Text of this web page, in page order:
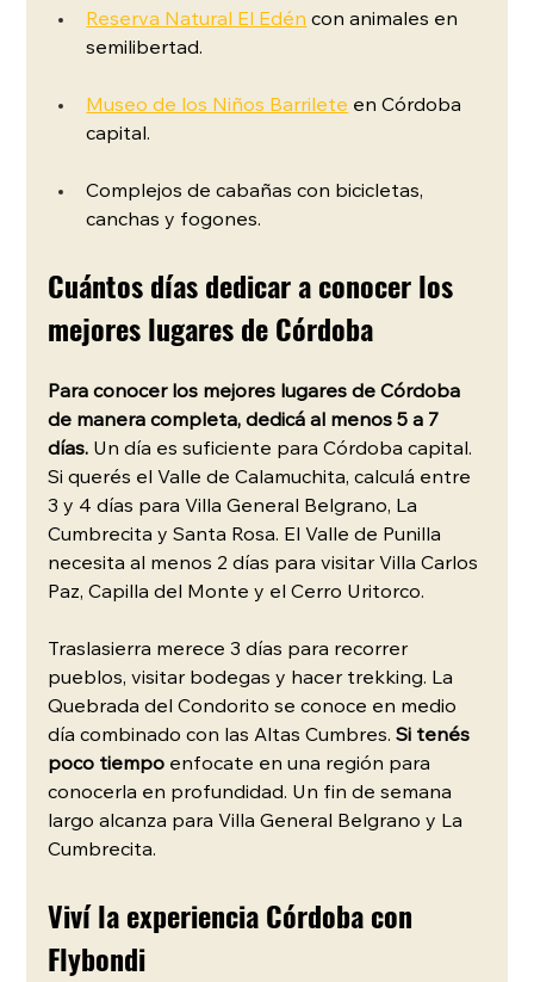
Reserva Natural El Edén con animales en
semilibertad.
Museo de los Niños Barrilete en Córdoba
capital.
Complejos de cabañas con bicicletas,
canchas y fogones.
Cuántos días dedicar a conocer los
mejores lugares de Córdoba
Para conocer los mejores lugares de Córdoba
de manera completa, dedicá al menos 5 a 7
días. Un día es suficiente para Córdoba capital.
Si querés el Valle de Calamuchita, calculá entre
3 y 4 días para Villa General Belgrano, La
Cumbrecita y Santa Rosa. El Valle de Punilla
necesita al menos 2 días para visitar Villa Carlos
Paz, Capilla del Monte y el Cerro Uritorco.
Traslasierra merece 3 días para recorrer
pueblos, visitar bodegas y hacer trekking. La
Quebrada del Condorito se conoce en medio
día combinado con las Altas Cumbres. Si tenés
poco tiempo enfocate en una región para
conocerla en profundidad. Un fin de semana
largo alcanza para Villa General Belgrano y La
Cumbrecita.
Viví la experiencia Córdoba con
Flybondi